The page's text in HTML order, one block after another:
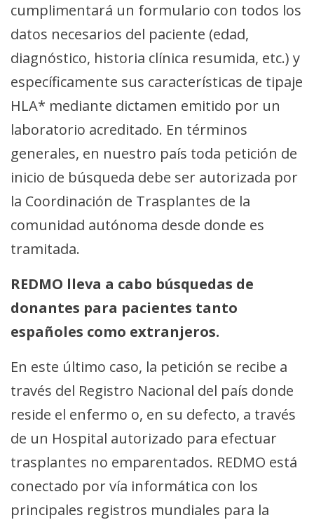
cumplimentará un formulario con todos los
datos necesarios del paciente (edad,
diagnóstico, historia clínica resumida, etc.) y
específicamente sus características de tipaje
HLA* mediante dictamen emitido por un
laboratorio acreditado. En términos
generales, en nuestro país toda petición de
inicio de búsqueda debe ser autorizada por
la Coordinación de Trasplantes de la
comunidad autónoma desde donde es
tramitada.
REDMO lleva a cabo búsquedas de
donantes para pacientes tanto
españoles como extranjeros.
En este último caso, la petición se recibe a
través del Registro Nacional del país donde
reside el enfermo o, en su defecto, a través
de un Hospital autorizado para efectuar
trasplantes no emparentados. REDMO está
conectado por vía informática con los
principales registros mundiales para la